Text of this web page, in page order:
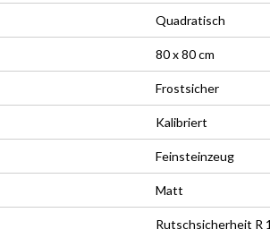
Quadratisch
80 x 80 cm
Frostsicher
Kalibriert
Feinsteinzeug
Matt
Rutschsicherheit R